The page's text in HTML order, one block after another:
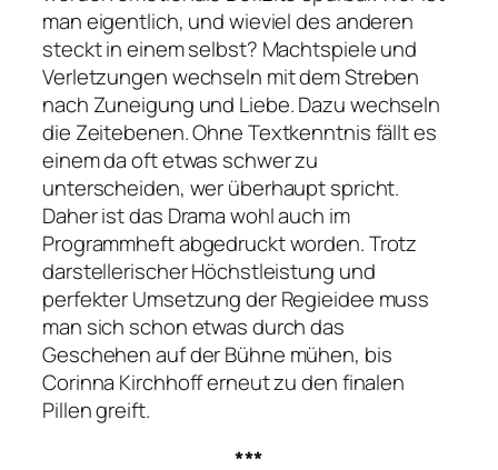
man eigentlich, und wieviel des anderen
steckt in einem selbst? Machtspiele und
Verletzungen wechseln mit dem Streben
nach Zuneigung und Liebe. Dazu wechseln
die Zeitebenen. Ohne Textkenntnis fällt es
einem da oft etwas schwer zu
unterscheiden, wer überhaupt spricht.
Daher ist das Drama wohl auch im
Programmheft abgedruckt worden. Trotz
darstellerischer Höchstleistung und
perfekter Umsetzung der Regieidee muss
man sich schon etwas durch das
Geschehen auf der Bühne mühen, bis
Corinna Kirchhoff erneut zu den finalen
Pillen greift.
***